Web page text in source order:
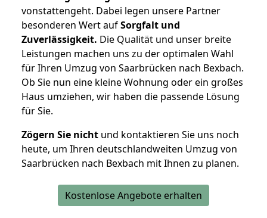
vonstattengeht. Dabei legen unsere Partner
besonderen Wert aufSorgfalt und
Zuverlässigkeit. Die Qualität und unser breite
Leistungen machen uns zu der optimalen Wahl
für Ihren Umzug von Saarbrücken nach Bexbach.
Ob Sie nun eine kleine Wohnung oder ein großes
Haus umziehen, wir haben die passende Lösung
für Sie.
Zögern Sie nicht und kontaktieren Sie uns noch
heute, um Ihren deutschlandweiten Umzug von
Saarbrücken nach Bexbach mit Ihnen zu planen.
Kostenlose Angebote erhalten